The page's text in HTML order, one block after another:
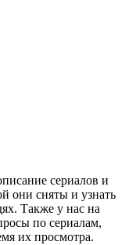
сериалов и
они сняты и узнать
Также у нас на
по сериалам,
их просмотра.